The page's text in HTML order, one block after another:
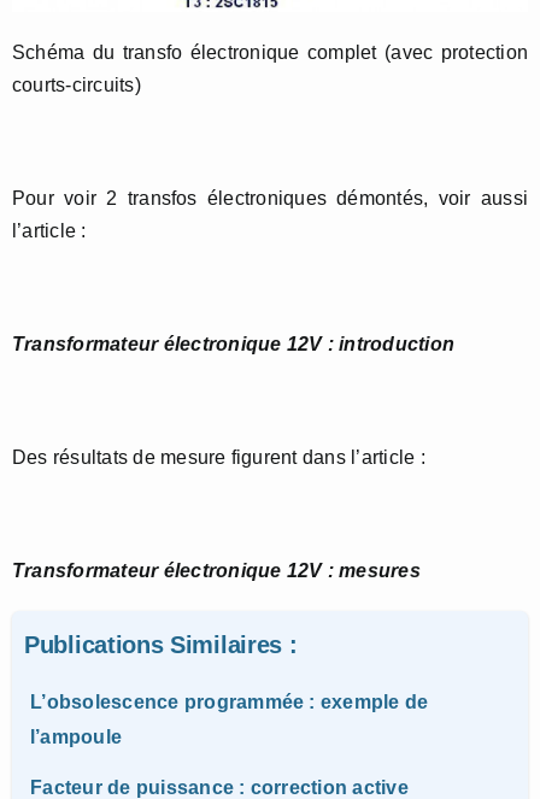
Schéma du transfo électronique complet (avec protection
courts-circuits)
Pour voir 2 transfos électroniques démontés, voir aussi
l’article :
Transformateur électronique 12V : introduction
Des résultats de mesure figurent dans l’article :
Transformateur électronique 12V : mesures
Publications Similaires :
L’obsolescence programmée : exemple de
l’ampoule
Facteur de puissance : correction active